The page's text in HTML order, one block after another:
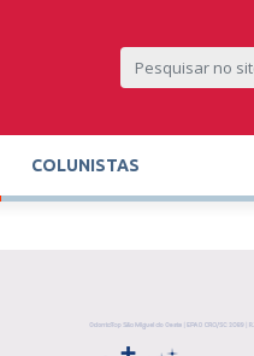
COLUNISTAS